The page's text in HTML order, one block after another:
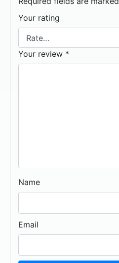
Your rating
Your review *
Name
Email